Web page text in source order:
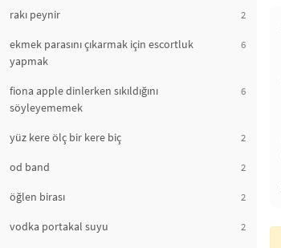
rakı peynir 2
ekmek parasını çıkarmak için escortluk
yapmak
6
fiona apple dinlerken sıkıldığını
söyleyememek
6
yüz kere ölç bir kere biç 2
od band 2
öğlen birası 2
vodka portakal suyu 2